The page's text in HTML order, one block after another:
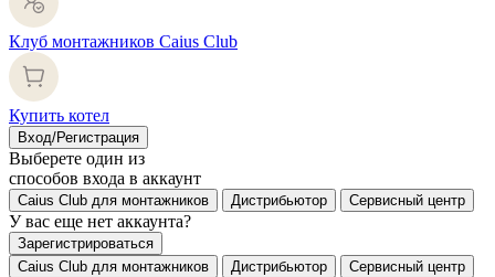
Клуб монтажников Caius Club
Купить котел
Вход/Регистрация
Выберете один из
способов входа в аккаунт
Caius Club для монтажников Дистрибьютор Сервисный центр
У вас еще нет аккаунта?
Зарегистрироваться
Caius Club для монтажников
Дистрибьютор
Сервисный центр